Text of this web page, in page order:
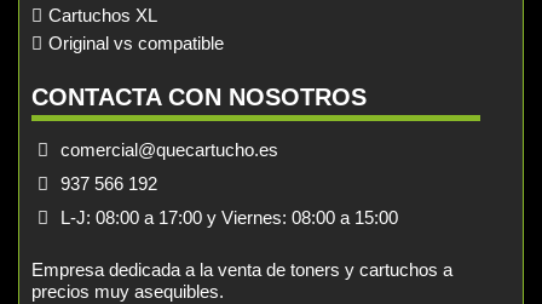
Cartuchos XL
Original vs compatible
CONTACTA CON NOSOTROS
comercial@quecartucho.es
937 566 192
L-J: 08:00 a 17:00 y Viernes: 08:00 a 15:00
Empresa dedicada a la venta de toners y cartuchos a
precios muy asequibles.